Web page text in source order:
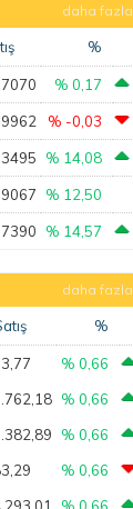
daha fazla
%
% 0,17
% -0,03
% 14,08
% 12,50
% 14,57
daha fazla
%
% 0,66
% 0,66
% 0,66
% 0,66
% 0,66